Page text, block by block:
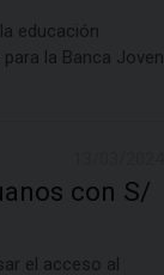
educación
la Banca Joven
con S/
el acceso al